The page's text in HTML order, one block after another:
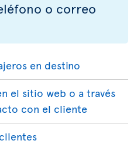
o correo
en destino
el sitio web o a través
con el cliente